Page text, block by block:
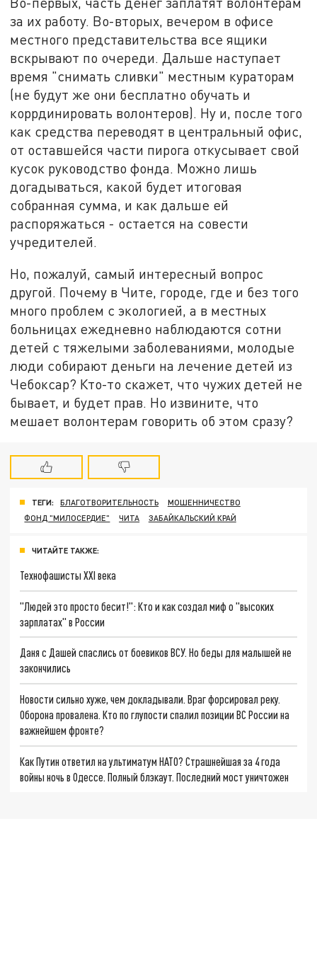
за их работу. Во-вторых, вечером в офисе
местного представительства все ящики
вскрывают по очереди. Дальше наступает
время "снимать сливки" местным кураторам
(не будут же они бесплатно обучать и
коррдинировать волонтеров). Ну и, после того
как средства переводят в центральный офис,
от оставшейся части пирога откусывает свой
кусок руководство фонда. Можно лишь
догадываться, какой будет итоговая
собранная сумма, и как дальше ей
распоряжаться - остается на совести
учредителей.
Но, пожалуй, самый интересный вопрос
другой. Почему в Чите, городе, где и без того
много проблем с экологией, а в местных
больницах ежедневно наблюдаются сотни
детей с тяжелыми заболеваниями, молодые
люди собирают деньги на лечение детей из
Чебоксар? Кто-то скажет, что чужих детей не
бывает, и будет прав. Но извините, что
мешает волонтерам говорить об этом сразу?
ТЕГИ: БЛАГОТВОРИТЕЛЬНОСТЬ
МОШЕННИЧЕСТВО
ФОНД "МИЛОСЕРДИЕ"
ЧИТА ЗАБАЙКАЛЬСКИЙ КРАЙ
ЧИТАЙТЕ ТАКЖЕ:
Технофашисты XXI века
"Людей это просто бесит!": Кто и как создал миф о "высоких
зарплатах" в России
Даня с Дашей спаслись от боевиков ВСУ. Но беды для малышей не
закончились
Новости сильно хуже, чем докладывали. Враг форсировал реку.
Оборона провалена. Кто по глупости спалил позиции ВС России на
важнейшем фронте?
Как Путин ответил на ультиматум НАТО? Страшнейшая за 4 года
войны ночь в Одессе. Полный блэкаут. Последний мост уничтожен